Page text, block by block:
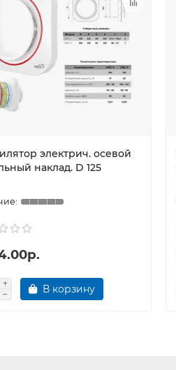
электрич. осевой
наклад. D 125
В корзину